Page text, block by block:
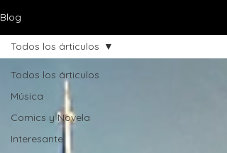
Blog
Todos los árticulos
Música
Comics y Novela
Interesante
Todos los árticulos